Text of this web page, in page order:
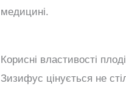
медицині.
Корисні властивості
Зизифус цінується не